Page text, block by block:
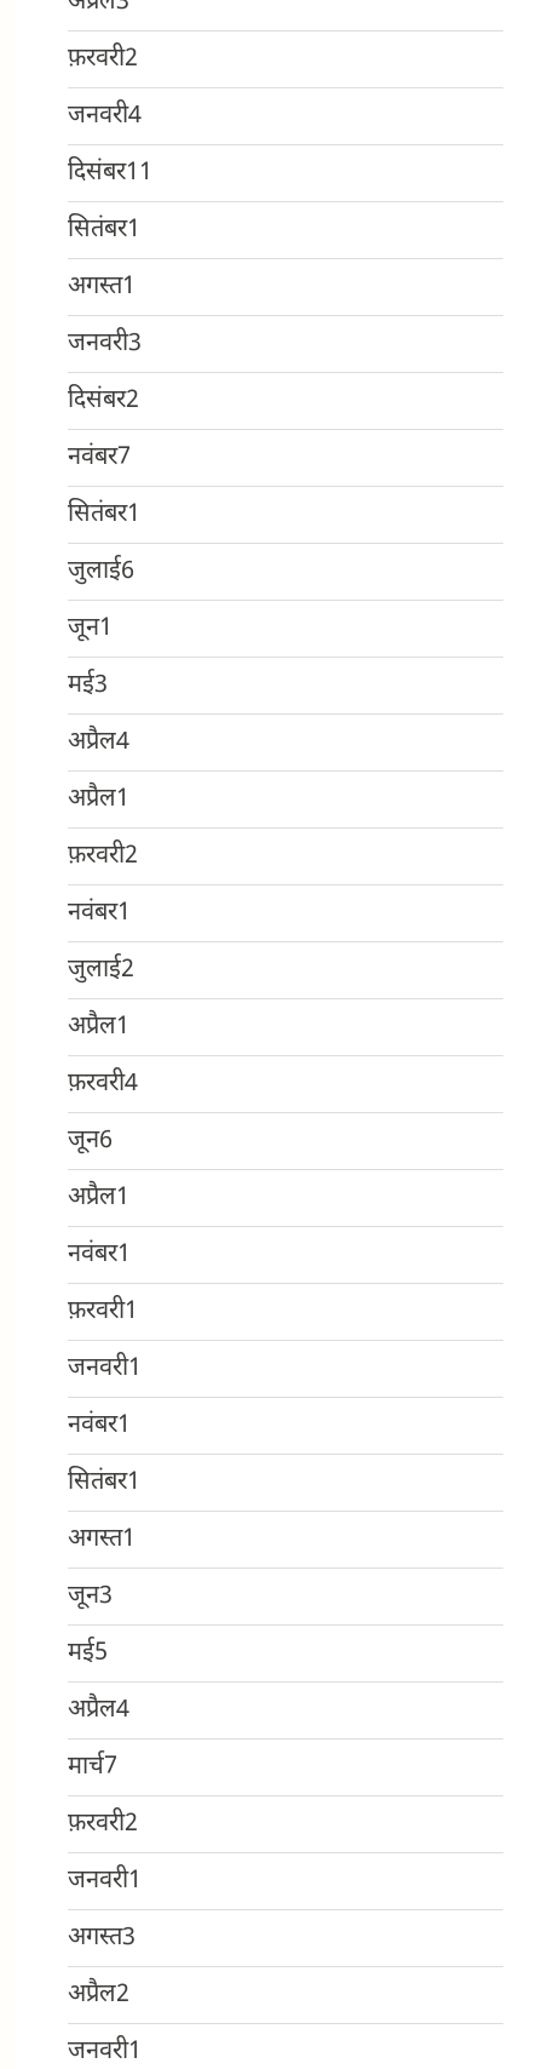
फ़रवरी2
जनवरी4
दिसंबर11
सितंबर1
अगस्त1
जनवरी3
दिसंबर2
नवंबर7
सितंबर1
जुलाई6
जून1
मई3
अप्रैल4
अप्रैल1
फ़रवरी2
नवंबर1
जुलाई2
अप्रैल1
फ़रवरी4
जून6
अप्रैल1
नवंबर1
फ़रवरी1
जनवरी1
नवंबर1
सितंबर1
अगस्त1
जून3
मई5
अप्रैल4
मार्च7
फ़रवरी2
जनवरी1
अगस्त3
अप्रैल2
जनवरी1